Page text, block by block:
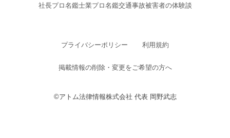
社長プロ名鑑士業プロ名鑑交通事故被害者の体験談
プライバシーポリシー 利用規約
掲載情報の削除・変更をご希望の方へ
©アトム法律情報株式会社 代表 岡野武志